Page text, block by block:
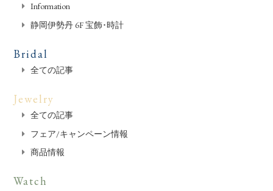
Information
静岡伊勢丹 6F 宝飾･時計
Bridal
全ての記事
Jewelry
全ての記事
フェア/キャンペーン情報
商品情報
Watch